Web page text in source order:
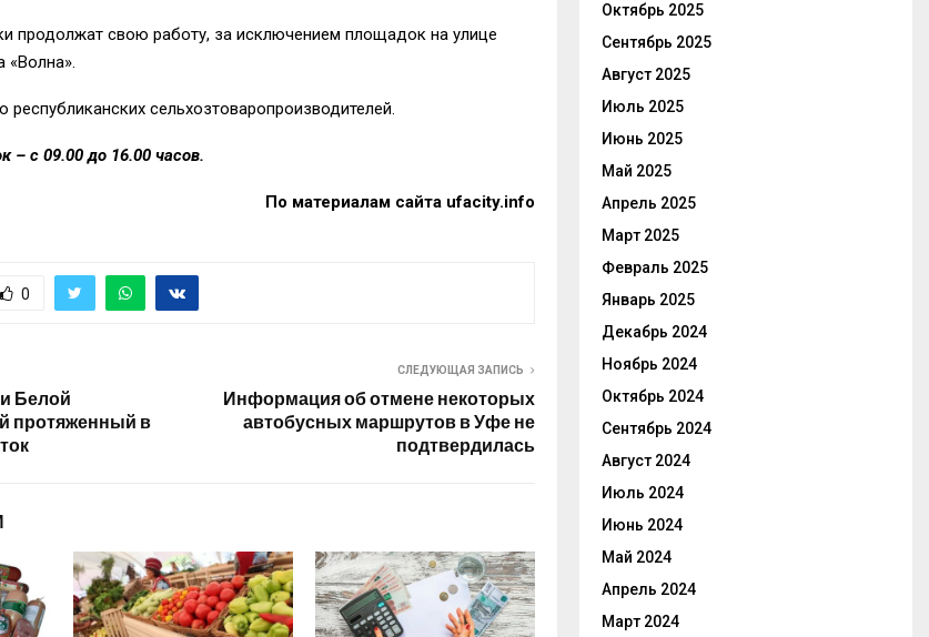
продолжат свою работу, за исключением площадок на улице
«Волна».
республиканских сельхозтоваропроизводителей.
– с 09.00 до 16.00 часов.
По материалам сайта ufacity.info
0
Белой
протяженный в
СЛЕДУЮЩАЯ ЗАПИСЬ
Информация об отмене некоторых
автобусных маршрутов в Уфе не
подтвердилась
Октябрь 2025
Сентябрь 2025
Август 2025
Июль 2025
Июнь 2025
Май 2025
Апрель 2025
Март 2025
Февраль 2025
Январь 2025
Декабрь 2024
Ноябрь 2024
Октябрь 2024
Сентябрь 2024
Август 2024
Июль 2024
Июнь 2024
Май 2024
Апрель 2024
Март 2024